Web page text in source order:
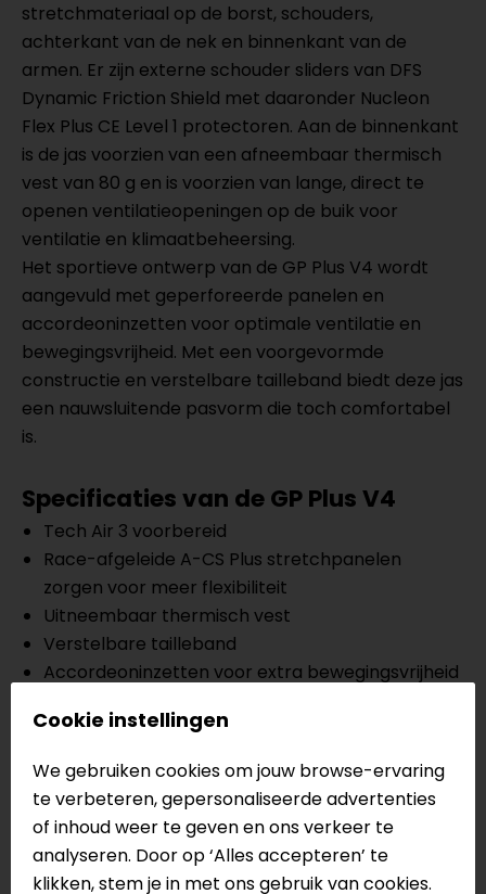
stretchmateriaal op de borst, schouders,
achterkant van de nek en binnenkant van de
armen. Er zijn externe schouder sliders van DFS
Dynamic Friction Shield met daaronder Nucleon
Flex Plus CE Level 1 protectoren. Aan de binnenkant
is de jas voorzien van een afneembaar thermisch
vest van 80 g en is voorzien van lange, direct te
openen ventilatieopeningen op de buik voor
ventilatie en klimaatbeheersing.
Het sportieve ontwerp van de GP Plus V4 wordt
aangevuld met geperforeerde panelen en
accordeoninzetten voor optimale ventilatie en
bewegingsvrijheid. Met een voorgevormde
constructie en verstelbare tailleband biedt deze jas
een nauwsluitende pasvorm die toch comfortabel
is.
Specificaties van de GP Plus V4
Tech Air 3 voorbereid
Race-afgeleide A-CS Plus stretchpanelen
zorgen voor meer flexibiliteit
Uitneembaar thermisch vest
Verstelbare tailleband
Accordeoninzetten voor extra bewegingsvrijheid
DFS schouder sliders
Waterdichte binnenzak
Nucleon Flex Plus schouderprotectoren
GP-R Lite elleboogprotectoren
CE II EN 17092-3:2020, Klasse AA
Cookie instellingen
We gebruiken cookies om jouw browse-ervaring
te verbeteren, gepersonaliseerde advertenties
of inhoud weer te geven en ons verkeer te
analyseren. Door op ‘Alles accepteren’ te
klikken, stem je in met ons gebruik van cookies.